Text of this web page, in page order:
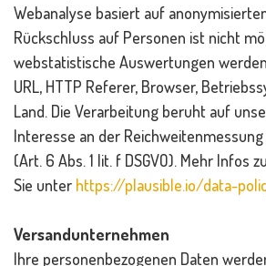
Webanalyse basiert auf
Rückschluss auf Personen ist nicht
webstatistische Auswertungen
URL, HTTP Referer, Browser,
Land. Die Verarbeitung beruht auf
Interesse an der
(Art. 6 Abs. 1 lit. f DSGVO). Mehr Infos
Sie unter https://plausible.io/data-
Versandunternehmen
Ihre personenbezogenen Daten